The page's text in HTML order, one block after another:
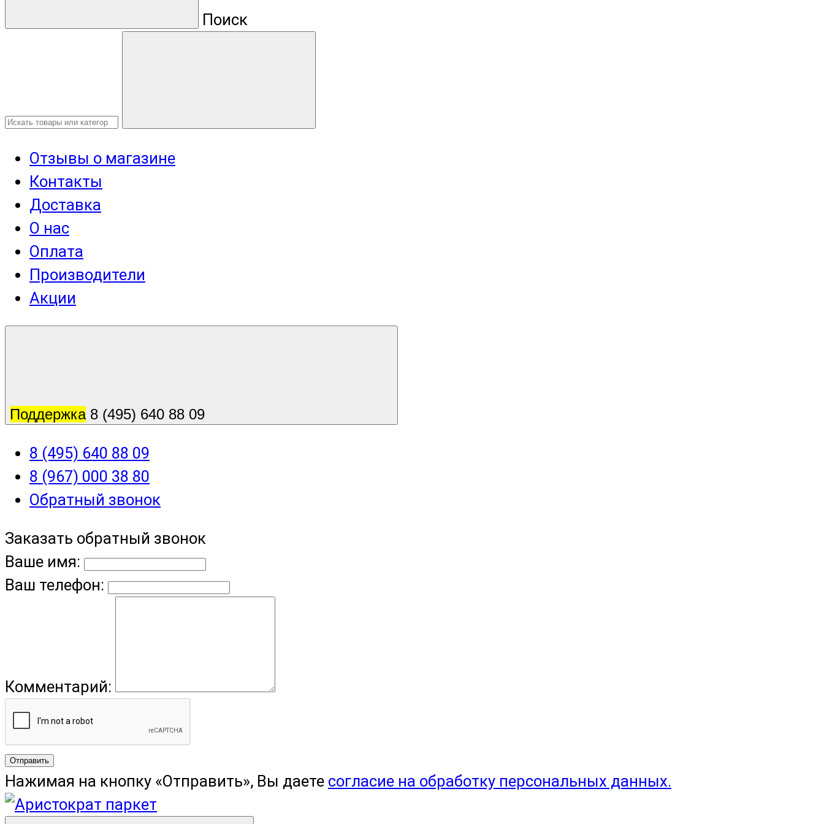
Поиск
Отзывы о магазине
Контакты
Доставка
О нас
Оплата
Производители
Акции
Поддержка8 (495) 640 88 09
8 (495) 640 88 09
8 (967) 000 38 80
Обратный звонок
Заказать обратный звонок
Ваше имя:
Ваш телефон:
Комментарий:
Отправить
Нажимая на кнопку «Отправить», Вы даете согласие на обработку персональных данных.